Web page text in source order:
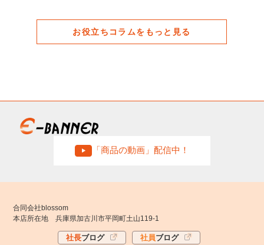
「商品の動画」配信中！
合同会社blossom
本店所在地 兵庫県加古川市平岡町土山119-1
社長ブログ 社員ブログ